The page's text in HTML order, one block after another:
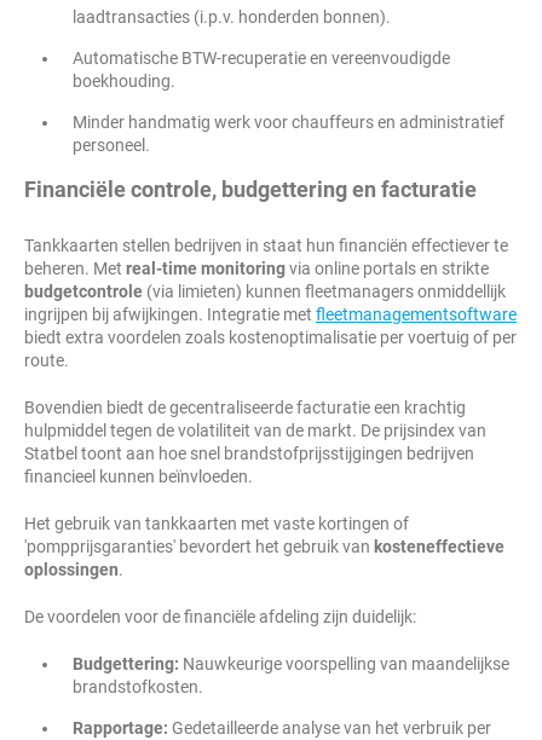
laadtransacties (i.p.v. honderden bonnen).
Automatische BTW-recuperatie en vereenvoudigde
boekhouding.
Minder handmatig werk voor chauffeurs en administratief
personeel.
Financiële controle, budgettering en facturatie
Tankkaarten stellen bedrijven in staat hun financiën effectiever te
beheren. Met real-time monitoringvia online portals en strikte
budgetcontrole (via limieten) kunnen fleetmanagers onmiddellijk
ingrijpen bij afwijkingen. Integratie met fleetmanagementsoftware
biedt extra voordelen zoals kostenoptimalisatie per voertuig of per
route.
Bovendien biedt de gecentraliseerde facturatie een krachtig
hulpmiddel tegen de volatiliteit van de markt. De prijsindex van
Statbel toont aan hoe snel brandstofprijsstijgingen bedrijven
financieel kunnen beïnvloeden.
Het gebruik van tankkaarten met vaste kortingen of
'pompprijsgaranties' bevordert het gebruik van kosteneffectieve
oplossingen.
De voordelen voor de financiële afdeling zijn duidelijk:
Budgettering: Nauwkeurige voorspelling van maandelijkse
brandstofkosten.
Rapportage: Gedetailleerde analyse van het verbruik per